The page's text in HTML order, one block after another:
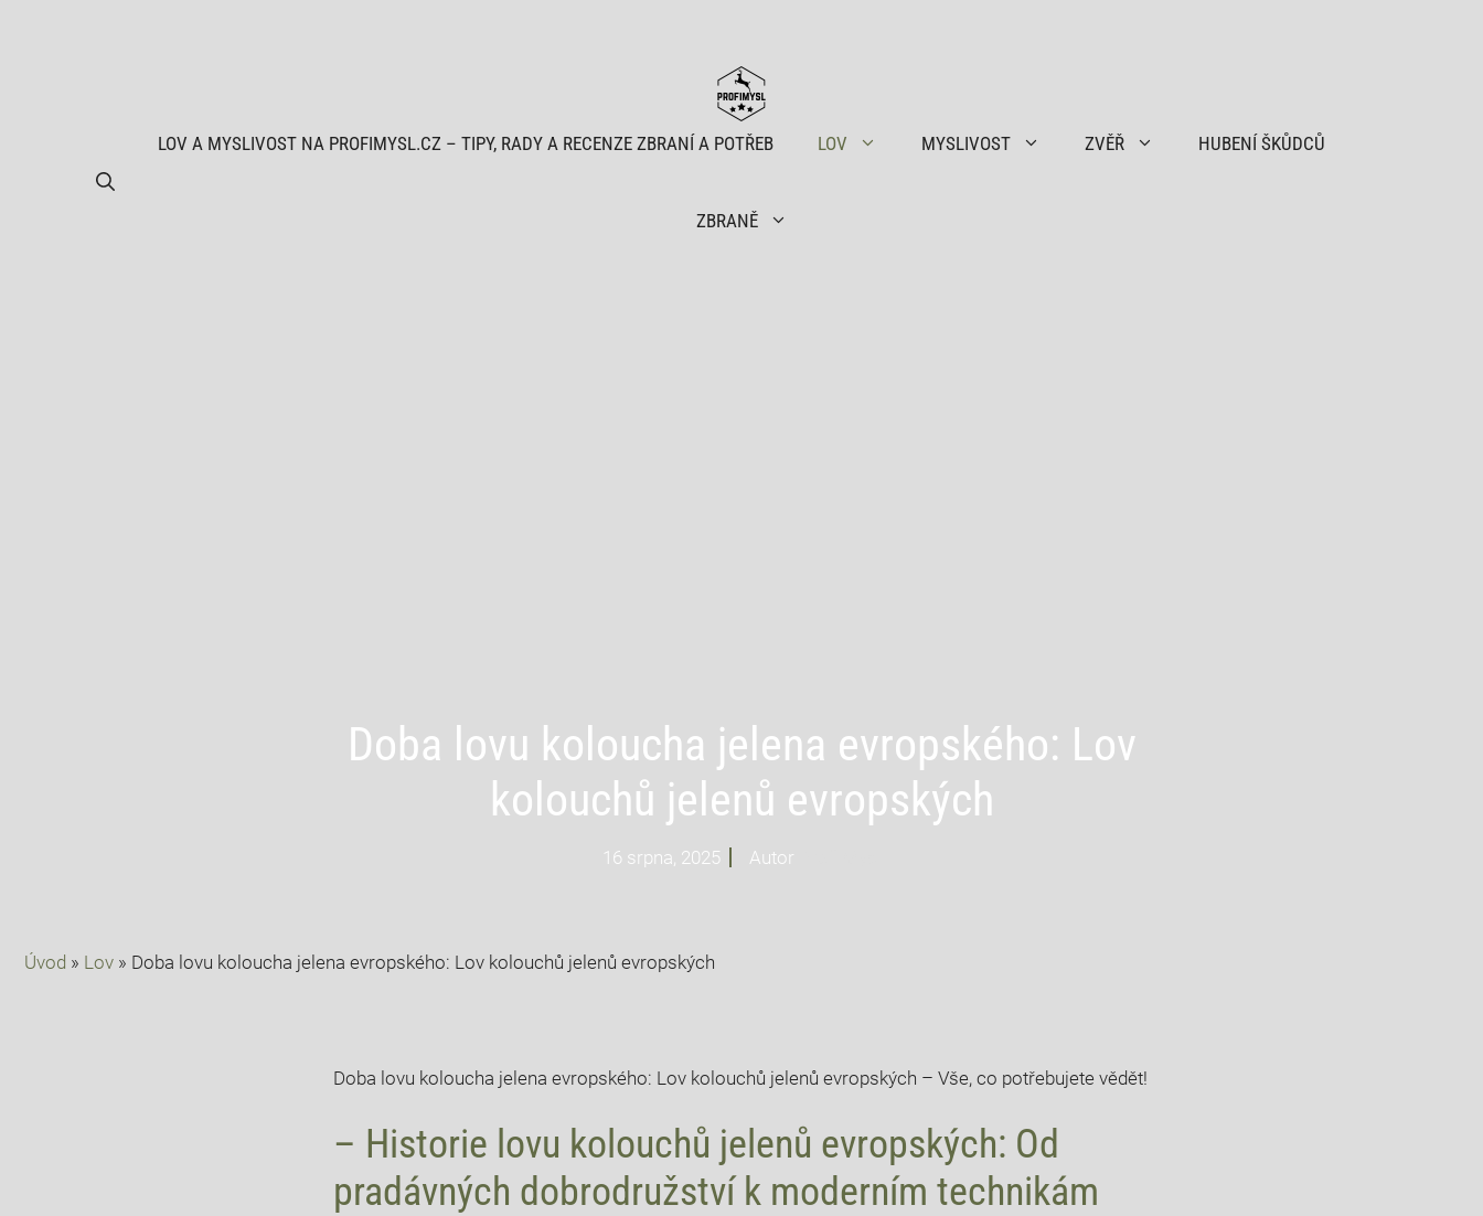
LOV A MYSLIVOST NA PROFIMYSL.CZ – TIPY, RADY A RECENZE ZBRANÍ A POTŘEB LOV MYSLIVOST ZVĚŘ HUBENÍ ŠKŮDCŮ
ZBRANĚ
Doba lovu koloucha jelena evropského: Lov
kolouchů jelenů evropských
16 srpna, 2025 Autor
Úvod » Lov » Doba lovu koloucha jelena evropského: Lov kolouchů jelenů evropských
Doba lovu koloucha jelena evropského: Lov kolouchů jelenů evropských – ⁣Vše, co potřebujete vědět!
– Historie lovu kolouchů jelenů evropských: Od
pradávných dobrodružství⁢ k moderním ⁣technikám